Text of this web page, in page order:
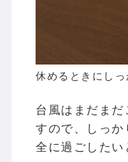
休めるときにし
台風はまだま
すので、しっか
全に過ごしたい